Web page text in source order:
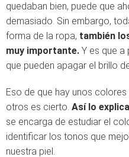
quedaban bien, puede que
demasiado. Sin embargo,
forma de la ropa, también
muy importante. Y es que a
que pueden apagar el brillo
Eso de que hay unos
otros es cierto. Así lo
se encarga de estudiar el
identificar los tonos que
nuestra piel.